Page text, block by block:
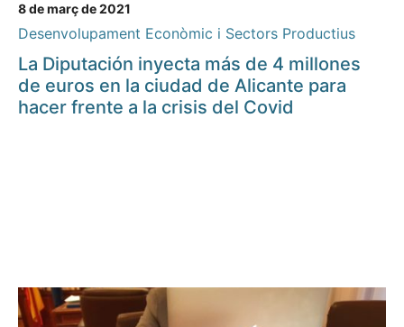
8 de març de 2021
Desenvolupament Econòmic i Sectors Productius
La Diputación inyecta más de 4 millones
de euros en la ciudad de Alicante para
hacer frente a la crisis del Covid